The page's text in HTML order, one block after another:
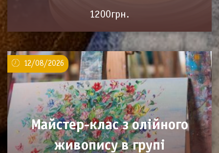
1200грн.
12/08/2026
Майстер-клас з олійного
живопису в групі